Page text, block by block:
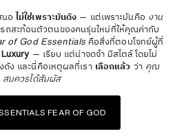
นอ ไม่ใช่เพราะมันดัง — แต่เพราะมันคือ งาน
ถสะท้อนตัวตนของคนรุ่นใหม่ที่ให้คุณค่ากับ
of God Essentialsคือสิ่งที่ตอบโจทย์ผู้ที่
— เรียบ แต่น่าจดจำ มีสไตล์โดยไม่
ดัง และนี่คือเหตุผลที่เรา เลือกแล้ว ว่า คุณ
สมควรได้สัมผัส
FEAR OF GOD